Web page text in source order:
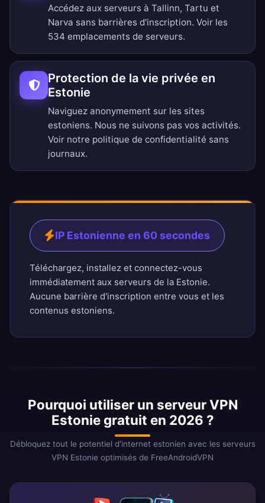
Accédez aux serveurs à Tallinn, Tartu et
Narva sans barrières d'inscription. Voir les
534 emplacements de serveurs.
Protection de la vie privée en
Estonie
Naviguez anonymement sur les sites
estoniens. Nous ne suivons pas vos activités.
Voir notre politique de confidentialité sans
journaux.
IP Estonienne en 60 secondes
Téléchargez, installez et connectez-vous
immédiatement aux serveurs de la Estonie.
Aucune barrière d'inscription entre vous et les
contenus estoniens.
Pourquoi utiliser un serveur VPN
Estonie gratuit en 2026 ?
Débloquez tout le potentiel d'internet estonien avec les serveurs
VPN Estonie optimisés de FreeAndroidVPN